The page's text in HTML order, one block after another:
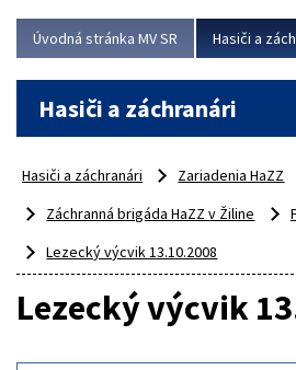
Úvodná stránka MV SR Hasiči a
Hasiči a záchranári
Hasiči a záchranári
Zariadenia HaZZ
Záchranná brigáda HaZZ v Žiline
Lezecký výcvik 13.10.2008
Lezecký výcvik